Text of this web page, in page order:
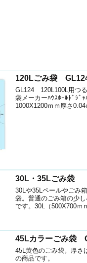
120Lごみ袋
GL124 120L100L用つ
袋メーカーﾊｳｽﾎｰﾙﾄﾞｼﾞ
1000X1200ｍｍ厚さ
30L・35Lごみ袋
30Lや35Lペールやごみ
袋。普通のごみ箱の少
です。30L（500X700ｍ
ｲｵﾏ...
45Lカラーごみ袋
45L黄色のごみ袋。厚さ
の商品です。